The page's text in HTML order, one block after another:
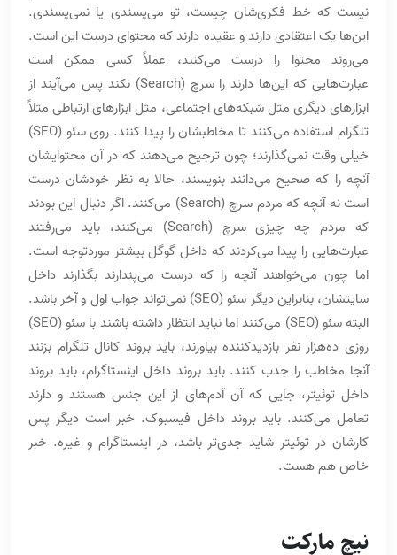
نیست که خط فکری‌شان چیست، تو می‌پسندی یا نمی‌پسندی.
این‌ها یک اعتقادی دارند و عقیده دارند که محتوای درست این است.
می‌روند محتوا را درست می‌کنند، عملاً کسی ممکن است
عبارت‌هایی که این‌ها دارند را سرچ (Search) نکند پس می‌آیند از
ابزارهای دیگری مثل شبکه‌های اجتماعی، مثل ابزارهای ارتباطی مثلاً
تلگرام استفاده می‌کنند تا مخاطبشان را پیدا کنند. روی سئو (SEO)
خیلی وقت نمی‌گذارند؛ چون ترجیح می‌دهند که در آن محتوایشان
آنچه را که صحیح می‌دانند بنویسند، حالا به نظر خودشان درست
است نه آنچه که مردم سرچ (Search) می‌کنند. اگر دنبال این بودند
که مردم چه چیزی سرچ (Search) می‌کنند، باید می‌رفتند
عبارت‌هایی را پیدا می‌کردند که داخل گوگل بیشتر موردتوجه است.
اما چون می‌خواهند آنچه را که درست می‌پندارند بگذارند داخل
سایتشان، بنابراین دیگر سئو (SEO) نمی‌تواند جواب اول و آخر باشد.
البته سئو (SEO) می‌کنند اما نباید انتظار داشته باشند با سئو (SEO)
روزی ده‌هزار نفر بازدیدکننده بیاورند، باید بروند کانال تلگرام بزنند
آنجا مخاطب را جذب کنند. باید بروند داخل اینستاگرام، باید بروند
داخل توئیتر، جایی که آن آدم‌های از این جنس هستند و دارند
تعامل می‌کنند. باید بروند داخل فیسبوک. خبر است دیگر پس
کارشان در توئیتر شاید جدی‌تر باشد، در اینستاگرام و غیره. خبر
خاص هم هست.
نیچ مارکت